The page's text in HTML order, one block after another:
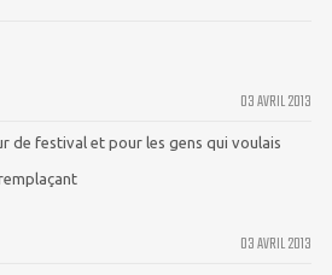
03 AVRIL 2013
de festival et pour les gens qui voulais
03 AVRIL 2013